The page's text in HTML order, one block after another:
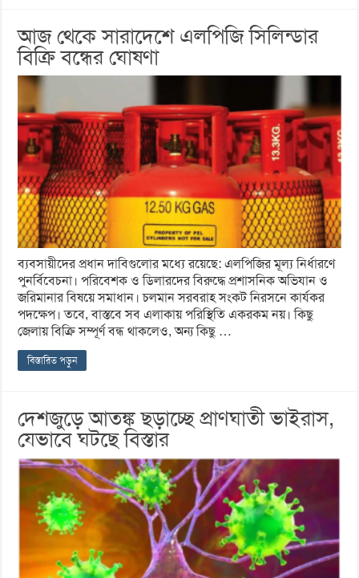
আজ থেকে সারাদেশে এলপিজি সিলিন্ডার
বিক্রি বন্ধের ঘোষণা
ব্যবসায়ীদের প্রধান দাবিগুলোর মধ্যে রয়েছে: এলপিজির মূল্য নির্ধারণে
পুনর্বিবেচনা। পরিবেশক ও ডিলারদের বিরুদ্ধে প্রশাসনিক অভিযান ও
জরিমানার বিষয়ে সমাধান। চলমান সরবরাহ সংকট নিরসনে কার্যকর
পদক্ষেপ। তবে, বাস্তবে সব এলাকায় পরিস্থিতি একরকম নয়। কিছু
জেলায় বিক্রি সম্পূর্ণ বন্ধ থাকলেও, অন্য কিছু …
বিস্তারিত পড়ুন
দেশজুড়ে আতঙ্ক ছড়াচ্ছে প্রাণঘাতী ভাইরাস,
যেভাবে ঘটছে বিস্তার